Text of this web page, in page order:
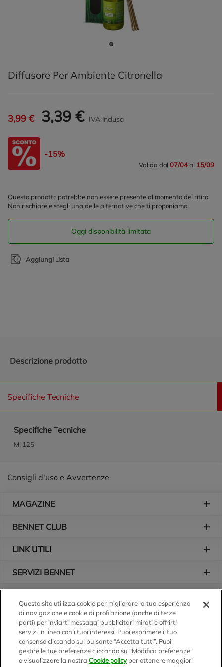
Diffusore Per Ambiente Citronella
3,99 € 3,39 € IVA inclusa
-15%
Valida dal 07/04al 15/09
Questo prodotto potrebbe non essere presente al momento del ritiro.
Non rischiare e scegli una delle alternative che ti proponiamo.
Oggi disponibilità limitata
Aggiungi Lista
Descrizione prodotto
Specifiche Tecniche
Specifiche Tecniche
Ml 125
Consigli d'uso e Avvertenze
MAGAZINE
BENNET CLUB
LINK UTILI
SERVIZI BENNET
Logo Bennet
Seguici sui nostri canali
Scarica l'app
Questo sito utilizza cookie per migliorare la tua esperienza
di navigazione e cookie di profilazione (anche di terze
parti) per inviarti messaggi pubblicitari mirati e offrirti
servizi in linea con i tuoi interessi. Puoi esprimere il tuo
consenso cliccando sul pulsante “Accetta tutti”. Puoi
gestire le tue preferenze cliccando su “Modifica preferenze”
o visualizzare la nostraCookie policyper ottenere maggiori